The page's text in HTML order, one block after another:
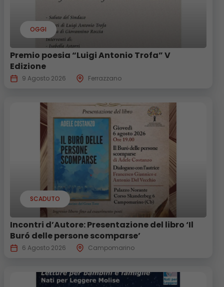
OGGI
Premio poesia “Luigi Antonio Trofa” V
Edizione
9 Agosto 2026 Ferrazzano
SCADUTO
Incontri d’Autore: Presentazione del libro ‘Il
Buró delle persone scomparse’
6 Agosto 2026 Campomarino